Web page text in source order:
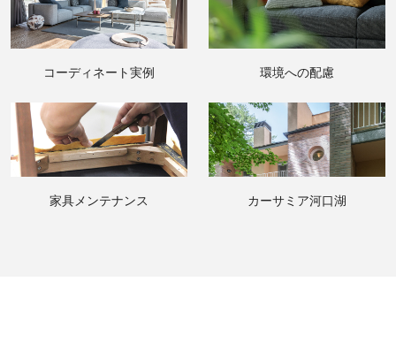
コーディネート実例 環境への配慮
家具メンテナンス カーサミア河口湖